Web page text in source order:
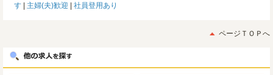
す
主婦(夫)歓迎 社員登用あり
ページＴＯＰへ